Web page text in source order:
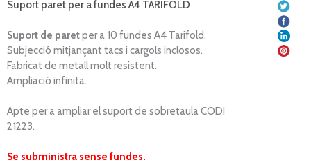
Suport paret per a fundes A4 TARIFOLD
Suport de paretper a 10 fundes A4 Tarifold.
Subjecció mitjançant tacs i cargols inclosos.
Fabricat de metall molt resistent.
Ampliació infinita.
Apte per a ampliar el suport de sobretaula CODI
21223.
Se subministra sense fundes.